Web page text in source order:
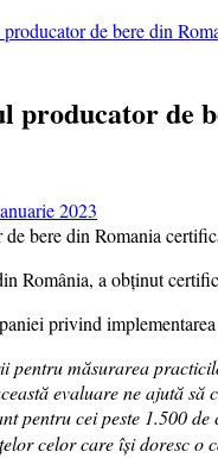
de bere din
producator de
2023
România, a obținut
privind
pentru măsurarea
evaluare ne ajută
pentru cei peste 1.500
celor care își doresc o